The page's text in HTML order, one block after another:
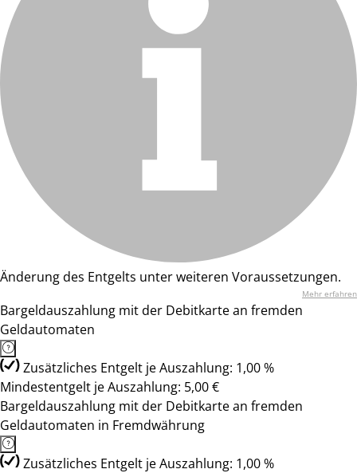
Änderung des Entgelts unter weiteren Voraussetzungen.
Mehr erfahren
Bargeldauszahlung mit der Debitkarte an fremden
Geldautomaten
Zusätzliches Entgelt je Auszahlung: 1,00 %
Mindestentgelt je Auszahlung: 5,00 €
Bargeldauszahlung mit der Debitkarte an fremden
Geldautomaten in Fremdwährung
Zusätzliches Entgelt je Auszahlung: 1,00 %